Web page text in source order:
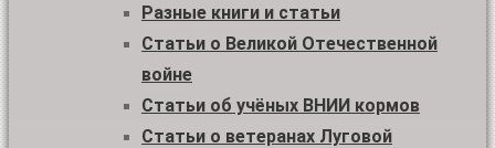
Разные книги и статьи
Статьи о Великой Отечественной
войне
Статьи об учёных ВНИИ кормов
Статьи о ветеранах Луговой